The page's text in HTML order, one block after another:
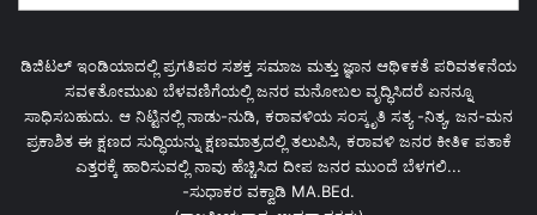
ಡಿಜಿಟಲ್ ಇಂಡಿಯಾದಲ್ಲಿ ಪ್ರಗತಿಪರ ಸಶಕ್ತ ಸಮಾಜ ಮತ್ತು ಜ್ಞಾನ ಆಥಿ೯ಕತೆ ಪರಿವತ೯ನೆಯ
ಸವ೯ತೋಮುಖ ಬೆಳವಣಿಗೆಯಲ್ಲಿ ಜನರ ಮನೋಬಲ ವೃದ್ಧಿಸಿದರೆ ಏನನ್ನೂ
ಸಾಧಿಸಬಹುದು. ಆ ನಿಟ್ಟಿನಲ್ಲಿ ನಾಡು-ನುಡಿ, ಕರಾವಳಿಯ ಸಂಸ್ಕೃತಿ ಸತ್ಯ -ನಿತ್ಯ, ಜನ-ಮನ
ಪ್ರಕಾಶಿತ ಈ ಕ್ಷಣದ ಸುದ್ಧಿಯನ್ನು ಕ್ಷಣಮಾತ್ರದಲ್ಲಿ ತಲುಪಿಸಿ, ಕರಾವಳಿ ಜನರ ಕೀತಿ೯ ಪತಾಕೆ
ಎತ್ತರಕ್ಕೆ ಹಾರಿಸುವಲ್ಲಿ ನಾವು ಹೆಚ್ಚಿಸಿದ ದೀಪ ಜನರ ಮುಂದೆ ಬೆಳಗಲಿ...
-ಸುಧಾಕರ ವಕ್ವಾಡಿ MA.BEd.